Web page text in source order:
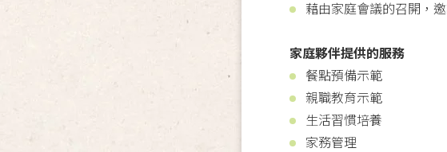
藉由家庭會議的召開，
家庭夥伴提供的服務
餐點預備示範
親職教育示範
生活習慣培養
家務管理